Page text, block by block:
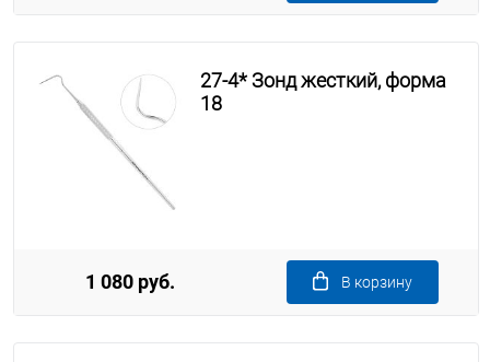
27-4* Зонд жесткий, форма
18
1 080 руб. В корзину